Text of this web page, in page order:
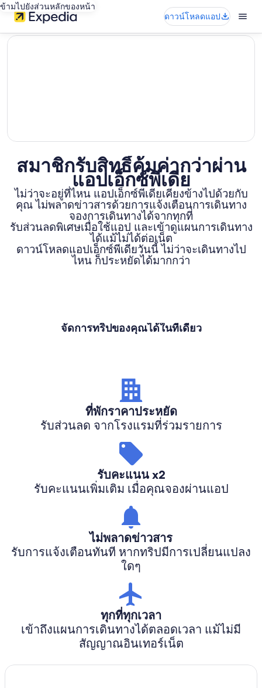
ข้ามไปยังส่วนหลักของหน้า
ดาวน์โหลดแอป
editorial
สมาชิกรับสิทธิ์คุ้มค่ากว่าผ่าน
แอปเอ็กซ์พีเดีย
ไม่ว่าจะอยู่ที่ไหน แอปเอ็กซ์พีเดียเคียงข้างไปด้วยกับ
คุณ ไม่พลาดข่าวสารด้วยการแจ้งเตือนการเดินทาง
จองการเดินทางได้จากทุกที่
รับส่วนลดพิเศษเมื่อใช้แอป และเข้าดูแผนการเดินทาง
ได้แม้ไม่ได้ต่อเน็ต
ดาวน์โหลดแอปเอ็กซ์พีเดียวันนี้ ไม่ว่าจะเดินทางไป
ไหน ก็ประหยัดได้มากกว่า
จัดการทริปของคุณได้ในที่เดียว
ที่พักราคาประหยัด
รับส่วนลด จากโรงแรมที่ร่วมรายการ
รับคะแนน x2
รับคะแนนเพิ่มเติม เมื่อคุณจองผ่านแอป
ไม่พลาดข่าวสาร
รับการแจ้งเตือนทันที หากทริปมีการเปลี่ยนแปลง
ใดๆ
ทุกที่ทุกเวลา
เข้าถึงแผนการเดินทางได้ตลอดเวลา แม้ไม่มี
สัญญาณอินเทอร์เน็ต